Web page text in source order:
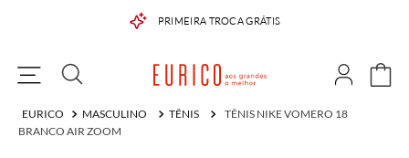
PRIMEIRA TROCA GRÁTIS
MASCULINO TÊNIS
TÊNIS NIKE VOMERO 18
BRANCO AIR ZOOM